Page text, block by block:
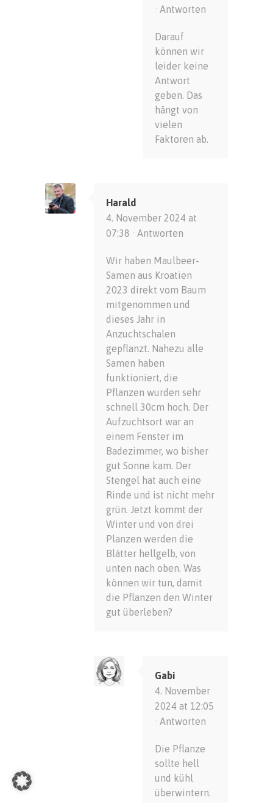
· Antworten
Darauf
können wir
leider keine
Antwort
geben. Das
hängt von
vielen
Faktoren ab.
Harald
4. November 2024 at
07:38 · Antworten
Wir haben Maulbeer-
Samen aus Kroatien
2023 direkt vom Baum
mitgenommen und
dieses Jahr in
Anzuchtschalen
gepflanzt. Nahezu alle
Samen haben
funktioniert, die
Pflanzen wurden sehr
schnell 30cm hoch. Der
Aufzuchtsort war an
einem Fenster im
Badezimmer, wo bisher
gut Sonne kam. Der
Stengel hat auch eine
Rinde und ist nicht mehr
grün. Jetzt kommt der
Winter und von drei
Planzen werden die
Blätter hellgelb, von
unten nach oben. Was
können wir tun, damit
die Pflanzen den Winter
gut überleben?
Gabi
4. November
2024 at 12:05
· Antworten
Die Pflanze
sollte hell
und kühl
überwintern.